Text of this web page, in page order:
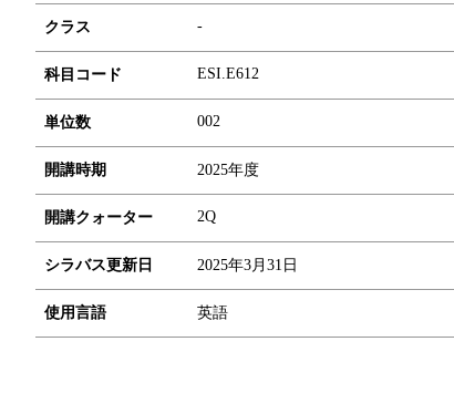
クラス -
科目コード ESI.E612
単位数 002
開講時期 2025年度
開講クォーター 2Q
シラバス更新日 2025年3月31日
使用言語 英語